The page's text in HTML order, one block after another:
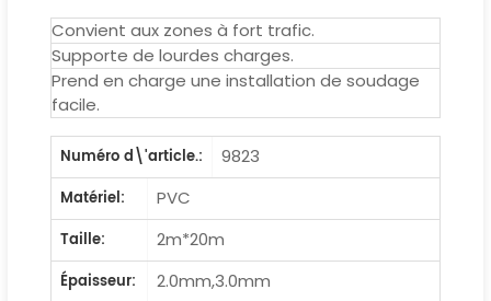
Convient aux zones à fort trafic.
Supporte de lourdes charges.
Prend en charge une installation de soudage
facile.
Numéro d\'article.:
9823
Matériel:
PVC
Taille:
2m*20m
Épaisseur:
2.0mm,3.0mm